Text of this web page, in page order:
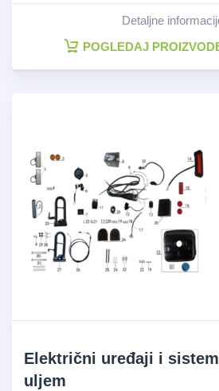
Detaljne
POGLEDAJ
Električni uređaji i
uljem